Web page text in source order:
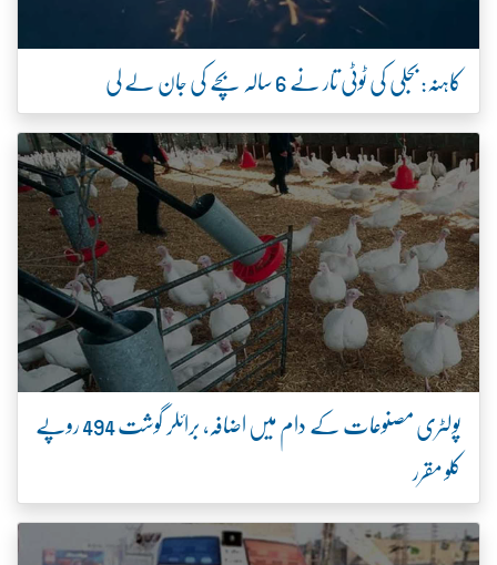
کاہنہ: بجلی کی ٹوٹی تار نے 6 سالہ بچے کی جان لے لی
پولٹری مصنوعات کے دام میں اضافہ، برائلر گوشت 494 روپے
کلو مقرر